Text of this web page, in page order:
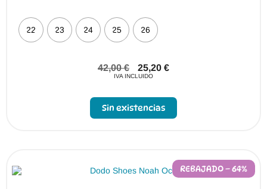
22 23 24 25 26
42,00€ 25,20 €
IVA INCLUIDO
Sin existencias
REBAJADO – 64%